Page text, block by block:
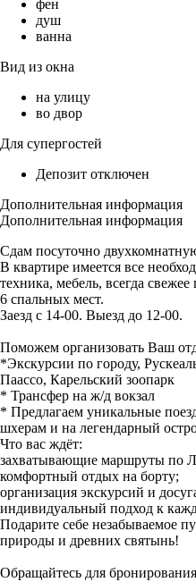
фен
душ
ванна
Вид из окна
на улицу
во двор
Для супергостей
Депозит отключен
Дополнительная информация
Дополнительная информация
Сдам посуточно
В квартире имеется все
техника, мебель, всегда
6 спальных мест.
Заезд с 14-00. Выезд до 12-00.
Поможем организовать Ваш
*Экскурсии по городу,
Паассо, Карельский зоопарк
* Трансфер на ж/д вокзал
* Предлагаем уникальные
шхерам и на легендарный
Что вас ждёт:
захватывающие маршруты по
комфортный отдых на борту;
организация экскурсий и
индивидуальный подход к
Подарите себе незабываемое
природы и древних святынь!
Обращайтесь для